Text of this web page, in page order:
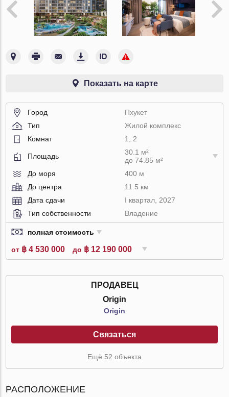
Показать на карте
Город
Пхукет
Тип
Жилой комплекс
Комнат
1, 2
Площадь
30.1 м²
до 74.85 м²
До моря
400 м
До центра
11.5 км
Дата сдачи
I квартал, 2027
Тип собственности
Владение
полная стоимость
от ฿ 4 530 000 до ฿ 12 190 000
ПРОДАВЕЦ
Origin
Origin
Связаться
Ещё 52 объекта
РАСПОЛОЖЕНИЕ